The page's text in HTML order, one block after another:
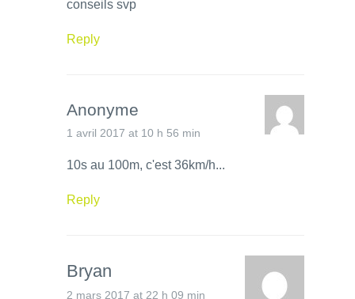
conseils svp
Reply
Anonyme
1 avril 2017 at 10 h 56 min
10s au 100m, c'est 36km/h...
Reply
Bryan
2 mars 2017 at 22 h 09 min